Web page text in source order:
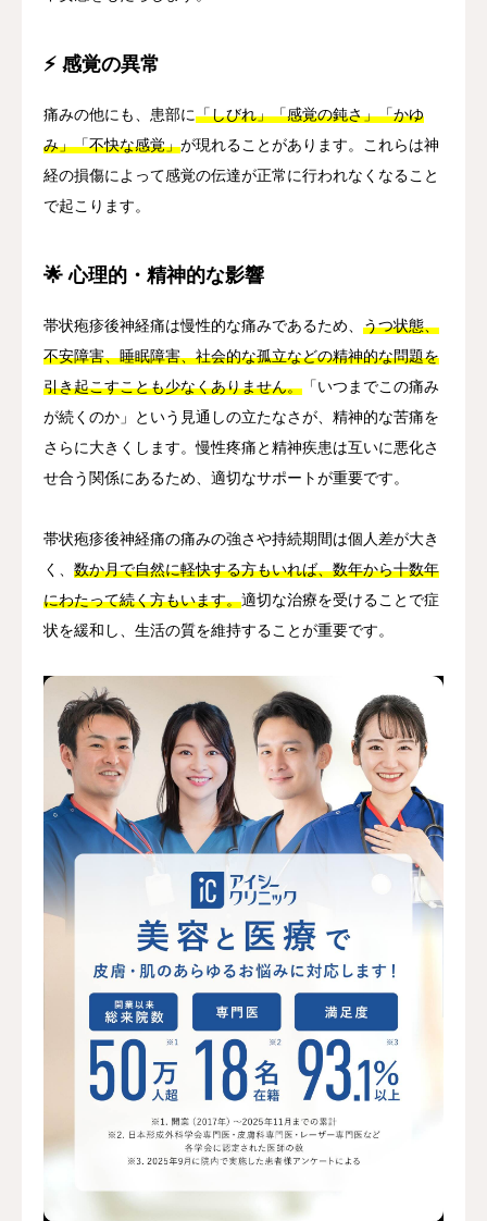
⚡ 感覚の異常
痛みの他にも、患部に「しびれ」「感覚の鈍さ」「かゆ
み」「不快な感覚」が現れることがあります。これらは神
経の損傷によって感覚の伝達が正常に行われなくなること
で起こります。
🌟 心理的・精神的な影響
帯状疱疹後神経痛は慢性的な痛みであるため、 うつ状態、
不安障害、睡眠障害、社会的な孤立などの精神的な問題を
引き起こすことも少なくありません。 「いつまでこの痛み
が続くのか」という見通しの立たなさが、精神的な苦痛を
さらに大きくします。慢性疼痛と精神疾患は互いに悪化さ
せ合う関係にあるため、適切なサポートが重要です。
帯状疱疹後神経痛の痛みの強さや持続期間は個人差が大き
く、 数か月で自然に軽快する方もいれば、数年から十数年
にわたって続く方もいます。適切な治療を受けることで症
状を緩和し、生活の質を維持することが重要です。